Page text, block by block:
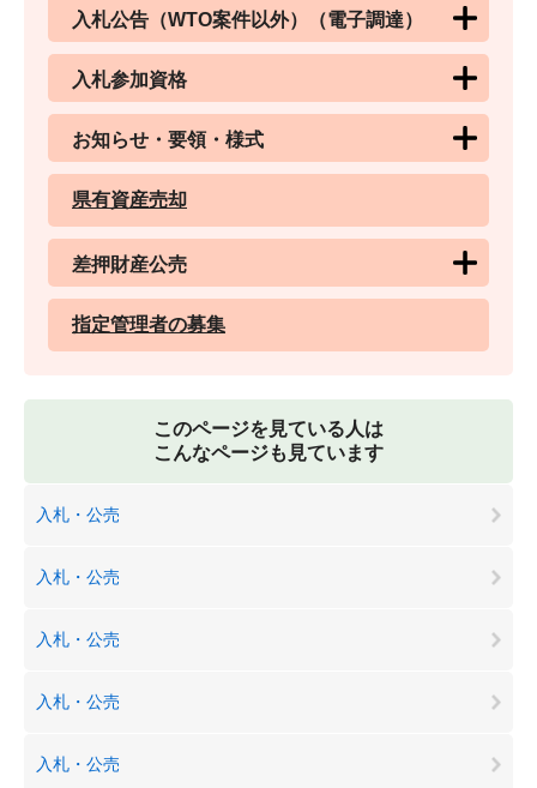
入札公告（WTO案件以外）（電子調達）
入札参加資格
お知らせ・要領・様式
県有資産売却
差押財産公売
指定管理者の募集
このページを見ている人は
こんなページも見ています
入札・公売
入札・公売
入札・公売
入札・公売
入札・公売